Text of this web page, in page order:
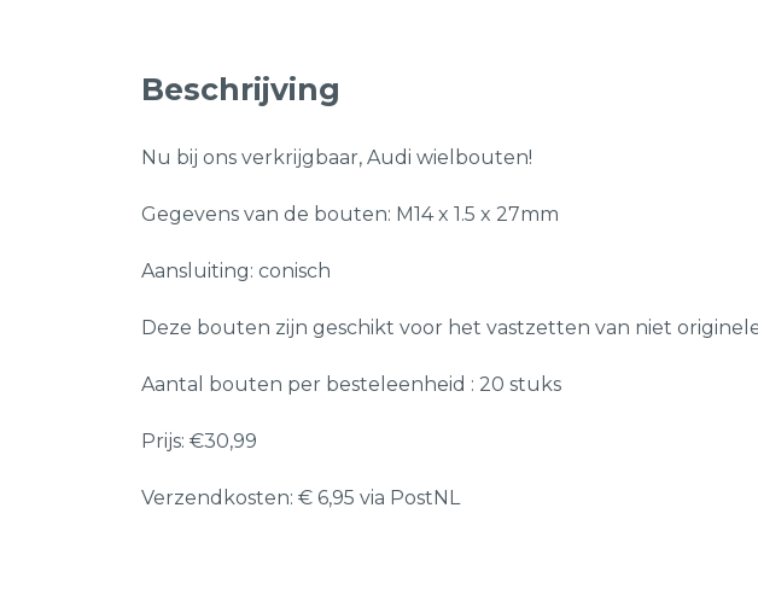
Beschrijving
Nu bij ons verkrijgbaar, Audi wielbouten!
Gegevens van de bouten: M14 x 1.5 x 27mm
Aansluiting: conisch
Deze bouten zijn geschikt voor het vastzetten van niet
Aantal bouten per besteleenheid : 20 stuks
Prijs: €30,99
Verzendkosten: € 6,95 via PostNL